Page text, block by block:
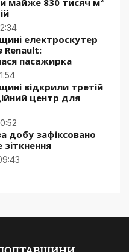
електроскутер
Renault:
пасажирка
відкрили третій
центр для
добу зафіксовано